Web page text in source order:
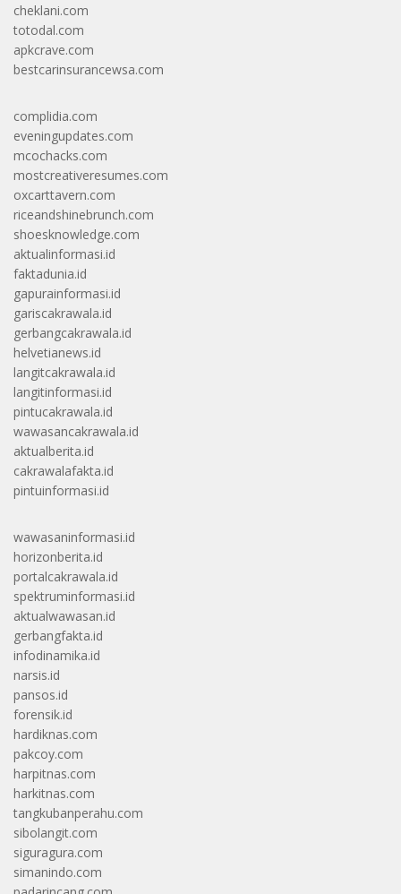
cheklani.com
totodal.com
apkcrave.com
bestcarinsurancewsa.com
complidia.com
eveningupdates.com
mcochacks.com
mostcreativeresumes.com
oxcarttavern.com
riceandshinebrunch.com
shoesknowledge.com
aktualinformasi.id
faktadunia.id
gapurainformasi.id
gariscakrawala.id
gerbangcakrawala.id
helvetianews.id
langitcakrawala.id
langitinformasi.id
pintucakrawala.id
wawasancakrawala.id
aktualberita.id
cakrawalafakta.id
pintuinformasi.id
wawasaninformasi.id
horizonberita.id
portalcakrawala.id
spektruminformasi.id
aktualwawasan.id
gerbangfakta.id
infodinamika.id
narsis.id
pansos.id
forensik.id
hardiknas.com
pakcoy.com
harpitnas.com
harkitnas.com
tangkubanperahu.com
sibolangit.com
siguragura.com
simanindo.com